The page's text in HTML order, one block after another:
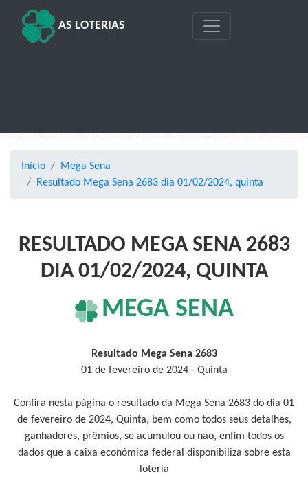
AS LOTERIAS
Início
Mega Sena
Resultado Mega Sena 2683 dia 01/02/2024, quinta
RESULTADO MEGA SENA 2683
DIA 01/02/2024, QUINTA
MEGA SENA
Resultado Mega Sena 2683
01 de fevereiro de 2024 - Quinta
Confira nesta página o resultado da Mega Sena 2683 do dia 01
de fevereiro de 2024, Quinta, bem como todos seus detalhes,
ganhadores, prêmios, se acumulou ou não, enfim todos os
dados que a caixa econômica federal disponibiliza sobre esta
loteria